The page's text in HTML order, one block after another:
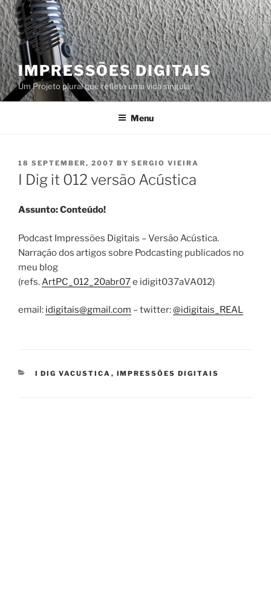
Skip
to
content
IMPRESSÕES DIGITAIS
Um Projeto plural que reflete uma vida singular
Menu
POSTED
ON
18 SEPTEMBER, 2007 BY SERGIO VIEIRA
I Dig it 012 versão Acústica
Assunto: Conteúdo!
Podcast Impressões Digitais – Versão Acústica.
Narração dos artigos sobre Podcasting publicados no
meu blog
(refs.ArtPC_012_20abr07e idigit037aVA012)
email: idigitais@gmail.com – twitter:@idigitais_REAL
CATEGORIES
I DIG VACUSTICA , IMPRESSÕES DIGITAIS